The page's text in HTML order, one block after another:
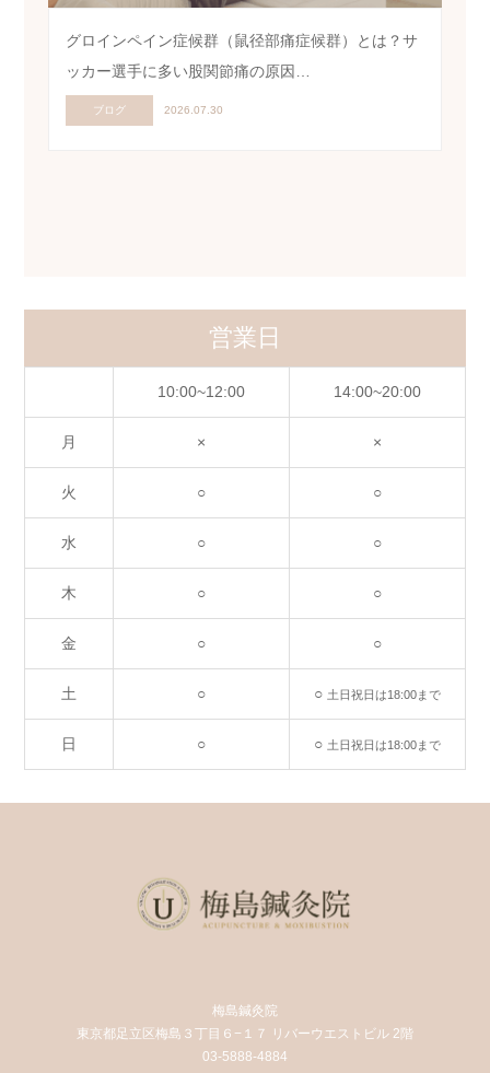
グロインペイン症候群（鼠径部痛症候群）とは？サ
ッカー選手に多い股関節痛の原因…
ブログ 2026.07.30
営業日
月
火
水
木
金
土
日
10:00~12:00
×
○
○
○
○
○
○
14:00~20:00
×
○
○
○
○
○ 土日祝日は18:00まで
○ 土日祝日は18:00まで
梅島鍼灸院
東京都足立区梅島３丁目６−１７ リバーウエストビル 2階
03-5888-4884